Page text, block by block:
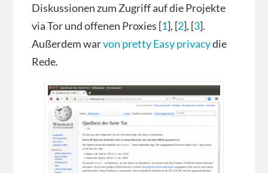
Diskussionen zum Zugriff auf die Projekte
via Tor und offenen Proxies [1], [2], [3].
Außerdem warvon pretty Easy privacydie
Rede.